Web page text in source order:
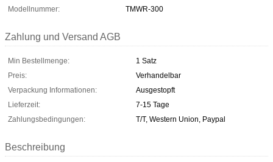
Modellnummer:
TMWR-300
Zahlung und Versand AGB
Min Bestellmenge:
1 Satz
Preis:
Verhandelbar
Verpackung Informationen:
Ausgestopft
Lieferzeit:
7-15 Tage
Zahlungsbedingungen:
T/T, Western Union, Paypal
Beschreibung